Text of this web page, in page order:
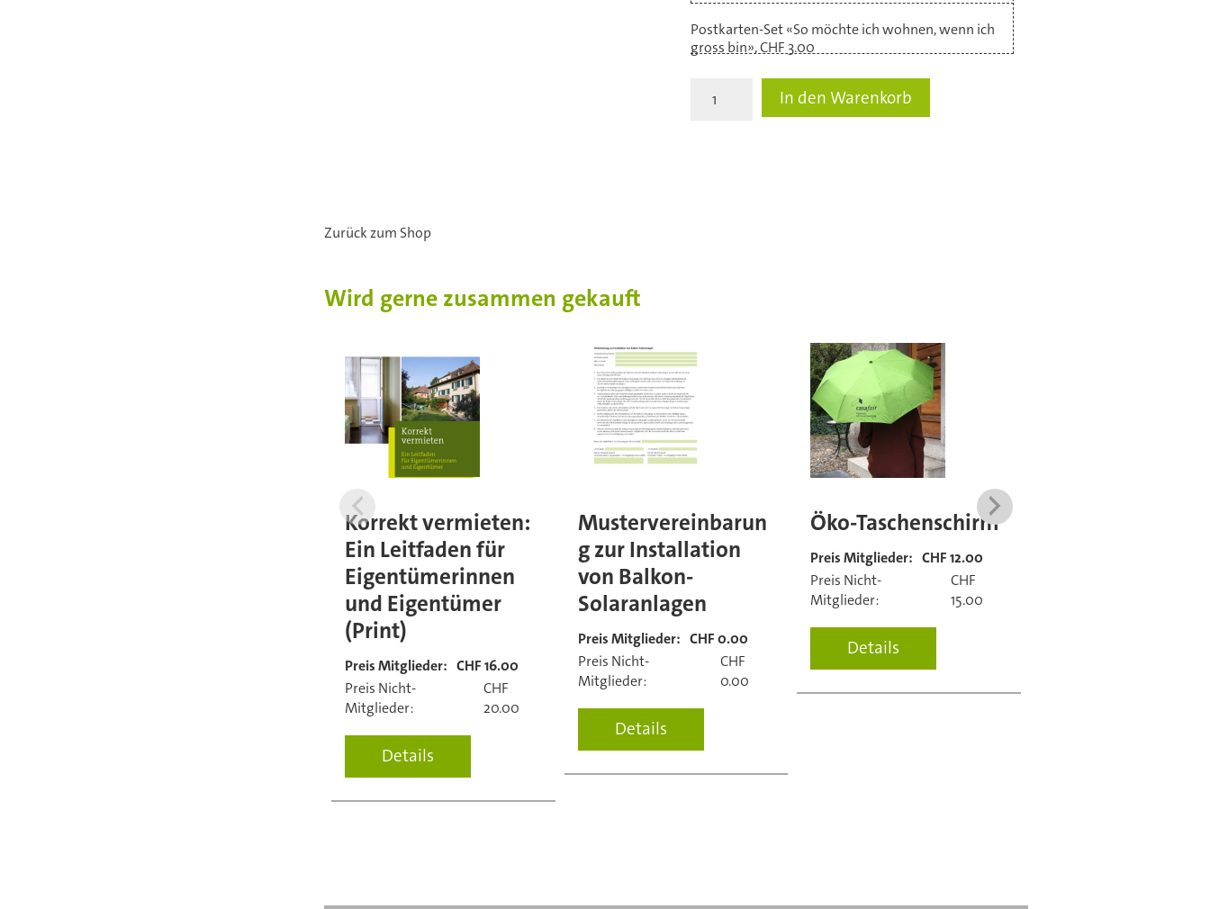
Postkarten-Set «So möchte ich wohnen, wenn ich
gross bin», CHF 3.00
In den Warenkorb
Zurück zum Shop
Wird gerne zusammen gekauft
Korrekt vermieten:
Ein Leitfaden für
Eigentümerinnen
und Eigentümer
(Print)
Preis Mitglieder: CHF 16.00
Preis Nicht-
Mitglieder:
CHF
20.00
Details
Mustervereinbarun
g zur Installation
von Balkon-
Solaranlagen
Preis Mitglieder: CHF 0.00
Preis Nicht-
Mitglieder:
CHF
0.00
Details
Öko-Taschenschirm
Preis Mitglieder: CHF 12.00
Preis Nicht-
Mitglieder:
CHF
15.00
Details